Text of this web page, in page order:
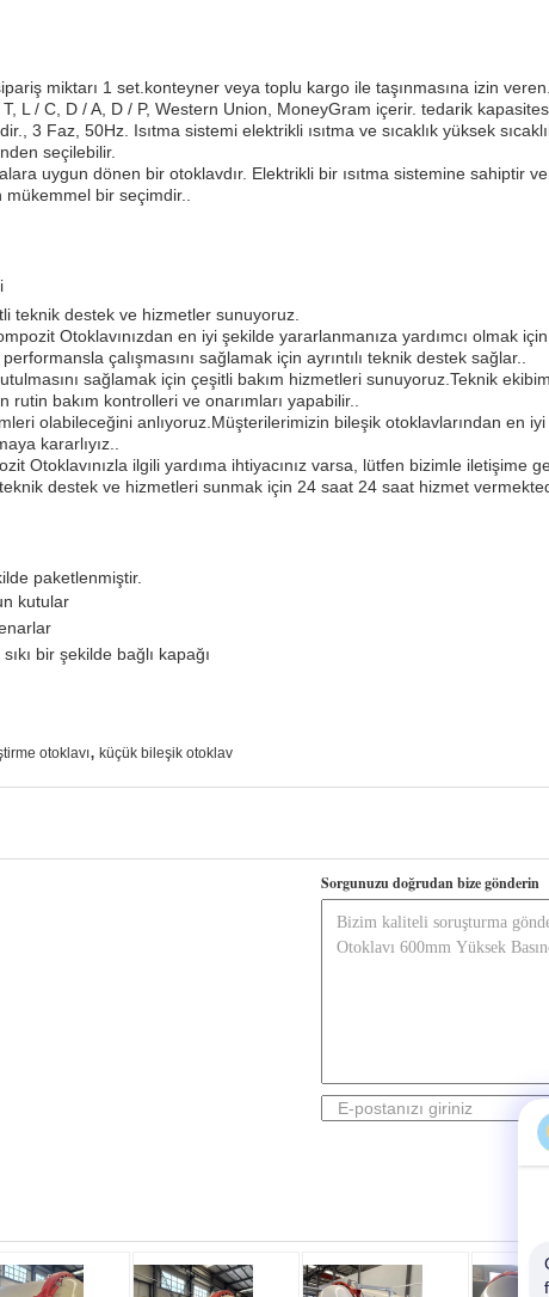
miktarı 1 set.konteyner veya toplu kargo ile taşınmasına izin
L / C, D / A, D / P, Western Union, MoneyGram içerir. tedarik
3 Faz, 50Hz. Isıtma sistemi elektrikli ısıtma ve sıcaklık yüksek
seçilebilir.
uygun dönen bir otoklavdır. Elektrikli bir ısıtma sistemine sahiptir ve
bir seçimdir..
teknik destek ve hizmetler sunuyoruz.
Otoklavınızdan en iyi şekilde yararlanmanıza yardımcı olmak için
çalışmasını sağlamak için ayrıntılı teknik destek sağlar..
sağlamak için çeşitli bakım hizmetleri sunuyoruz.Teknik
bakım kontrolleri ve onarımları yapabilir..
olabileceğini anlıyoruz.Müşterilerimizin bileşik otoklavlarından en iyi
kararlıyız..
Otoklavınızla ilgili yardıma ihtiyacınız varsa, lütfen bizimle iletişime
destek ve hizmetleri sunmak için 24 saat 24 saat hizmet
paketlenmiştir.
kutular
bir şekilde bağlı kapağı
otoklavı, küçük bileşik otoklav
Sorgunuzu doğrudan bize gönderin